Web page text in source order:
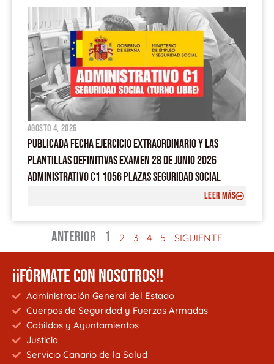
agosto 4, 2026
PUBLICADA FECHA EJERCICIO EXTRAORDINARIO Y LAS
PLANTILLAS DEFINITIVAS EXAMEN 28 DE JUNIO 2026
ADMINISTRATIVO C1 1056 PLAZAS SEGURIDAD SOCIAL
LEER MÁS
ANTERIOR 1 2 3 4 5 SIGUIENTE
¡¡FÓRMATE CON NOSOTROS!!
Administración General del Estado
Cuerpos de Seguridad y Fuerzas Armadas
Cabildos y Ayuntamientos
Justicia
Servicio Canario de la Salud